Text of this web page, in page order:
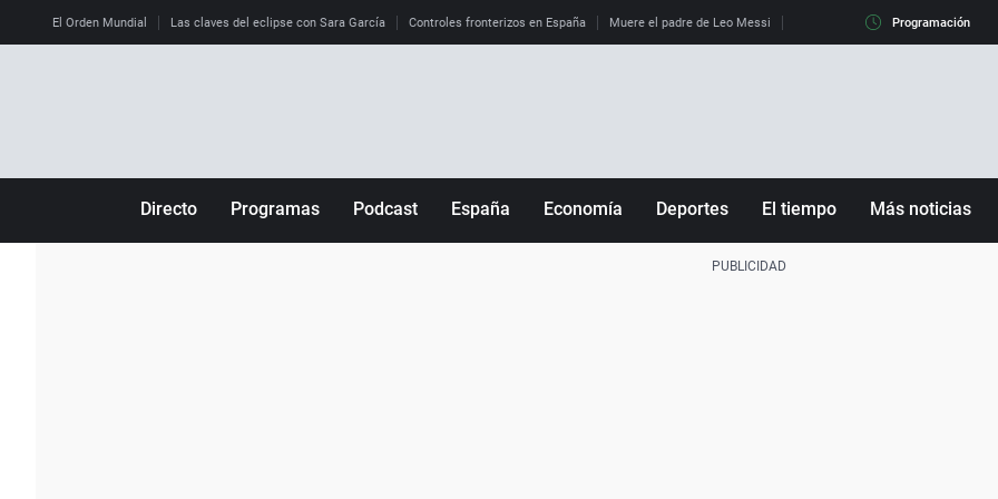
El Orden Mundial Las claves del eclipse con Sara García Controles fronterizos en España Muere el padre de Leo Messi La diferencia entre observar el
Programación
Directo Programas Podcast España Economía Deportes El tiempo Más noticias